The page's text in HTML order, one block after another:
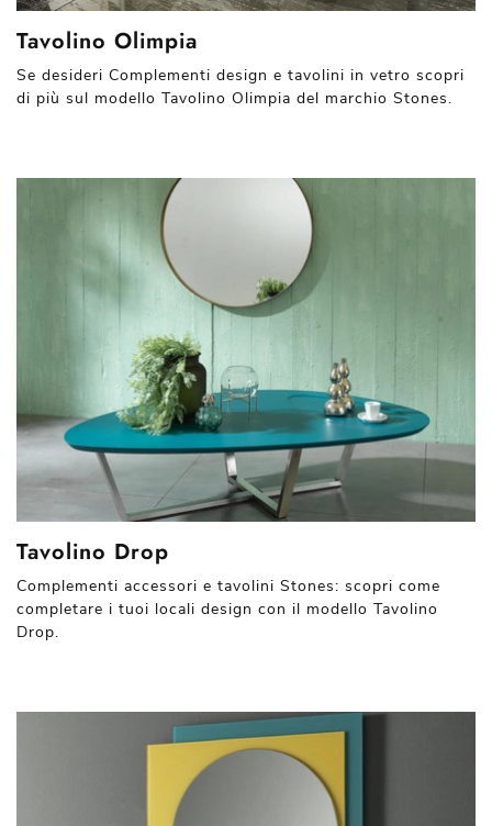
Tavolino Olimpia
Se desideri Complementi design e tavolini in vetro scopri
di più sul modello Tavolino Olimpia del marchio Stones.
Tavolino Drop
Complementi accessori e tavolini Stones: scopri come
completare i tuoi locali design con il modello Tavolino
Drop.